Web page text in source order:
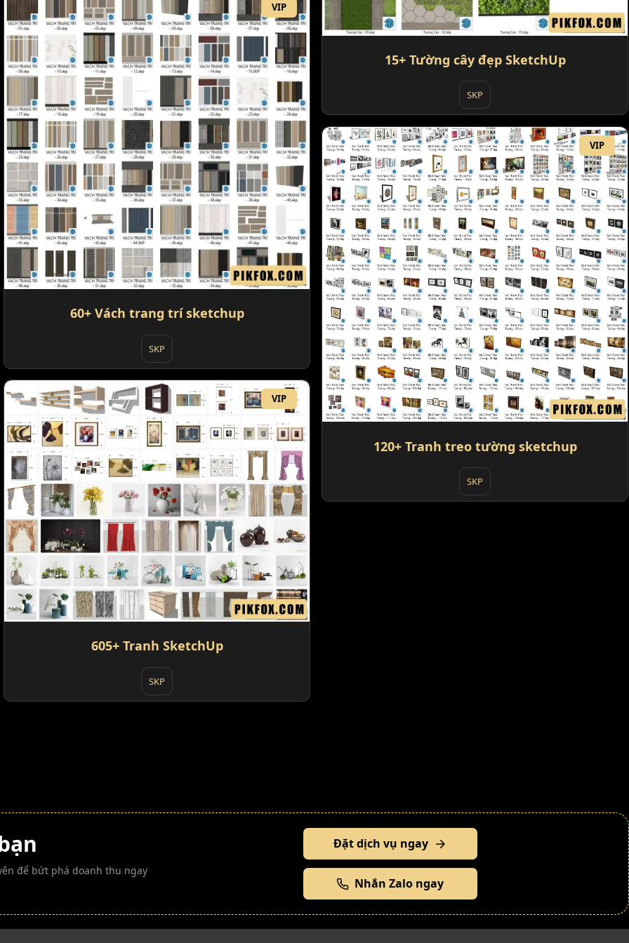
15+ Tường cây đẹp SketchUp
SKP
VIP
60+ Vách trang trí sketchup
SKP
VIP
120+ Tranh treo tường sketchup
SKP
VIP
605+ Tranh SketchUp
SKP
để bứt phá doanh thu ngay
Đặt dịch vụ ngay
Nhắn Zalo ngay